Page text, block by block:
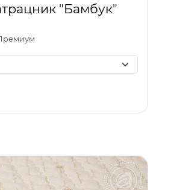
"Бамбук"